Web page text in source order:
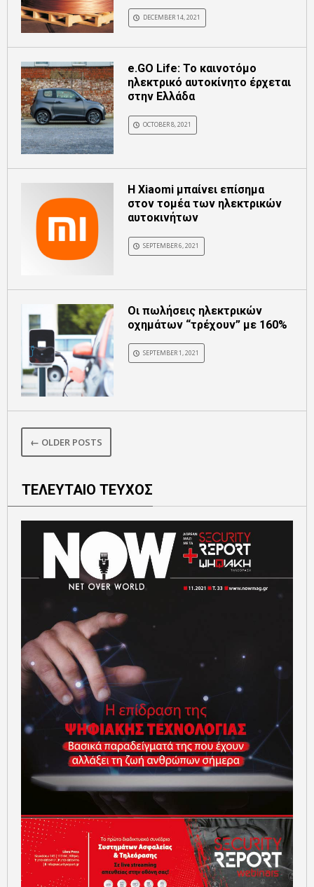
DECEMBER 14, 2021
e.GO Life: Το καινοτόμο
ηλεκτρικό αυτοκίνητο έρχεται
στην Ελλάδα
OCTOBER 8, 2021
Η Xiaomi μπαίνει επίσημα
στον τομέα των ηλεκτρικών
αυτοκινήτων
SEPTEMBER 6, 2021
Οι πωλήσεις ηλεκτρικών
οχημάτων “τρέχουν” με 160%
SEPTEMBER 1, 2021
← OLDER POSTS
ΤΕΛΕΥΤΑΙΟ ΤΕΥΧΟΣ